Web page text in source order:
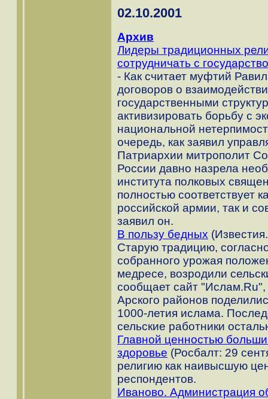
02.10.2001
Архив
Лидеры традиционных
сотрудничать с
- Как считает муфтий
договоров о
государственными
активизировать борьбу с
национальной
очередь, как заявил
Патриархии митрополит
России давно назрела
института полковых
полностью соответствует
российской армии, так и
заявил он.
В пользу бедных
Старую традицию,
собранного урожая
медресе, возродили
сообщает сайт "Ислам.Ru",
Арского районов
1000-летия ислама.
сельские работники
Главной ценностью
здоровье (Росбалт: 29
религию как наивысшую
респондентов.
Иваново. Администрация